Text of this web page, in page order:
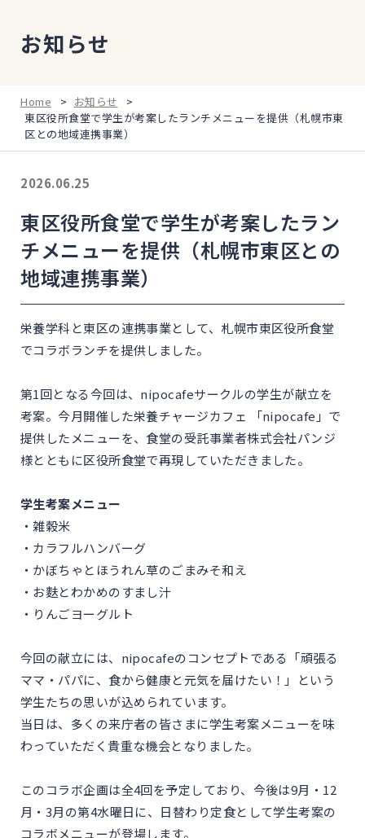
お知らせ
Home > お知らせ
>
東区役所食堂で学生が考案したランチメニューを提供（札幌市東
区との地域連携事業）
2026.06.25
東区役所食堂で学生が考案したラン
チメニューを提供（札幌市東区との
地域連携事業）
栄養学科と東区の連携事業として、札幌市東区役所食堂
でコラボランチを提供しました。
第1回となる今回は、nipocafeサークルの学生が献立を
考案。今月開催した栄養チャージカフェ 「nipocafe」で
提供したメニューを、食堂の受託事業者株式会社パンジ
様とともに区役所食堂で再現していただきました。
学生考案メニュー
・雑穀米
・カラフルハンバーグ
・かぼちゃとほうれん草のごまみそ和え
・お麩とわかめのすまし汁
・りんごヨーグルト
今回の献立には、nipocafeのコンセプトである「頑張る
ママ・パパに、食から健康と元気を届けたい！」という
学生たちの思いが込められています。
当日は、多くの来庁者の皆さまに学生考案メニューを味
わっていただく貴重な機会となりました。
このコラボ企画は全4回を予定しており、今後は9月・12
月・3月の第4水曜日に、日替わり定食として学生考案の
コラボメニューが登場します。